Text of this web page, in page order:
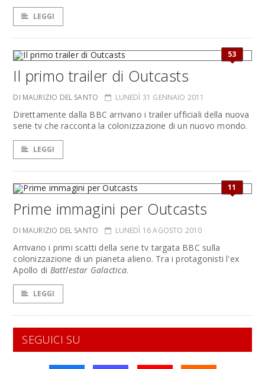
LEGGI
53
Il primo trailer di Outcasts
DI MAURIZIO DEL SANTO LUNEDÌ 31 GENNAIO 2011
Direttamente dalla BBC arrivano i trailer ufficiali della nuova
serie tv che racconta la colonizzazione di un nuovo mondo.
LEGGI
11
Prime immagini per Outcasts
DI MAURIZIO DEL SANTO LUNEDÌ 16 AGOSTO 2010
Arrivano i primi scatti della serie tv targata BBC sulla
colonizzazione di un pianeta alieno. Tra i protagonisti l'ex
Apollo di Battlestar Galactica.
LEGGI
SEGUICI SU